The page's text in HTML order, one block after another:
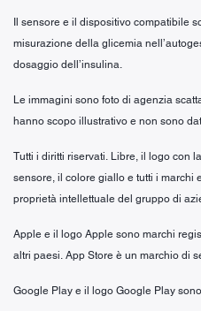
Il sensore e il dispositivo compatibile
misurazione della glicemia
dosaggio dell’insulina.
Le immagini sono foto di agenzia
hanno scopo illustrativo e non sono
Tutti i diritti riservati. Libre, il logo con
sensore, il colore giallo e tutti i marchi
proprietà intellettuale del gruppo di
Apple e il logo Apple sono marchi
altri paesi. App Store è un marchio di
Google Play e il logo Google Play